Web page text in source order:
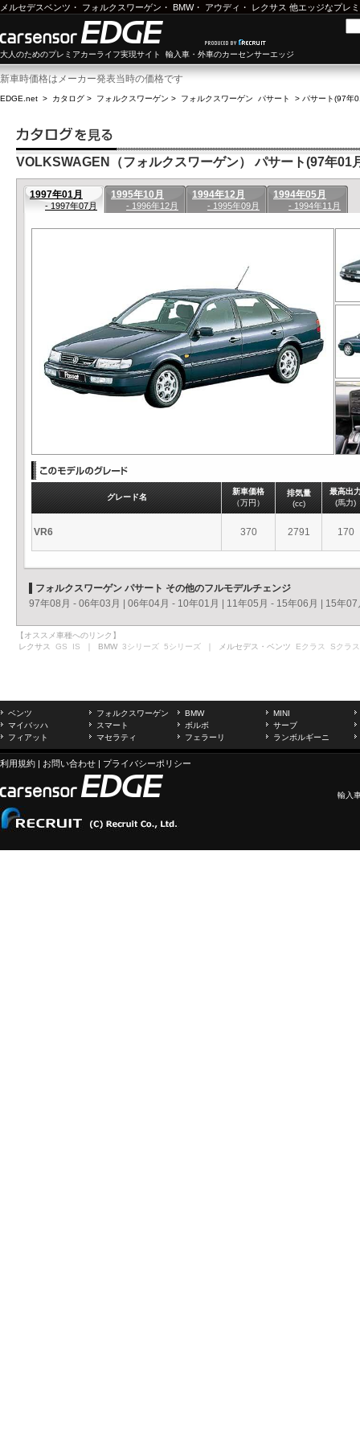
メルセデスベンツ ・ フォルクスワーゲン ・ BMW・ アウディ ・ レクサス 他エッジなプレ
大人のためのプレミアカーライフ実現サイト 輸入車・外車のカーセンサーエッジ
新車時価格はメーカー発表当時の価格です
EDGE.net > カタログ > フォルクスワーゲン > フォルクスワーゲン パサート > パサート(97年
VOLKSWAGEN（フォルクスワーゲン） パサート(97年01
1997年01月
- 1997年07月
1995年10月
- 1996年12月
1994年12月
- 1995年09月
1994年05月
- 1994年11月
グレード名
新車価格
（万円）
排気量
(cc)
最高出
(馬力)
VR6 370 2791 170
フォルクスワーゲン パサート その他のフルモデルチェンジ
97年08月 - 06年03月
06年04月 - 10年01月 11年05月 - 15年06月 15年07
【オススメ車種へのリンク】
レクサス GS IS ｜ BMW 3シリーズ 5シリーズ ｜ メルセデス・ベンツ Eクラス Sクラス
ベンツ フォルクスワーゲン BMW
MINI
マイバッハ
スマート ボルボ
サーブ
フィアット
マセラティ フェラーリ ランボルギーニ
利用規約 | お問い合わせ | プライバシーポリシー
輸入